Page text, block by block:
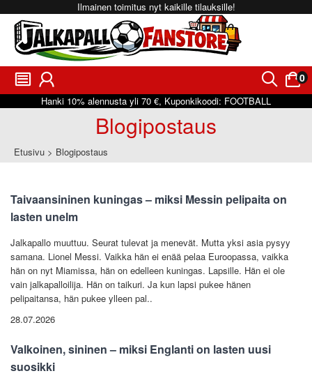
Ilmainen toimitus nyt kaikille tilauksille!
󰂩 󰃳 󰂨 0
󰃠
Hanki 10% alennusta yli 70 €, Kuponkikoodi: FOOTBALL
Blogipostaus
Etusivu Blogipostaus
Taivaansininen kuningas – miksi Messin pelipaita on
lasten unelm
Jalkapallo muuttuu. Seurat tulevat ja menevät. Mutta yksi asia pysyy
samana. Lionel Messi. Vaikka hän ei enää pelaa Euroopassa, vaikka
hän on nyt Miamissa, hän on edelleen kuningas. Lapsille. Hän ei ole
vain jalkapalloilija. Hän on taikuri. Ja kun lapsi pukee hänen
pelipaitansa, hän pukee ylleen pal..
28.07.2026
Valkoinen, sininen – miksi Englanti on lasten uusi
suosikki